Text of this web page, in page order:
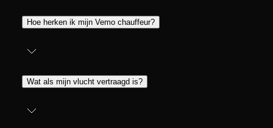
Hoe herken ik mijn Vemo chauffeur?
Wat als mijn vlucht vertraagd is?